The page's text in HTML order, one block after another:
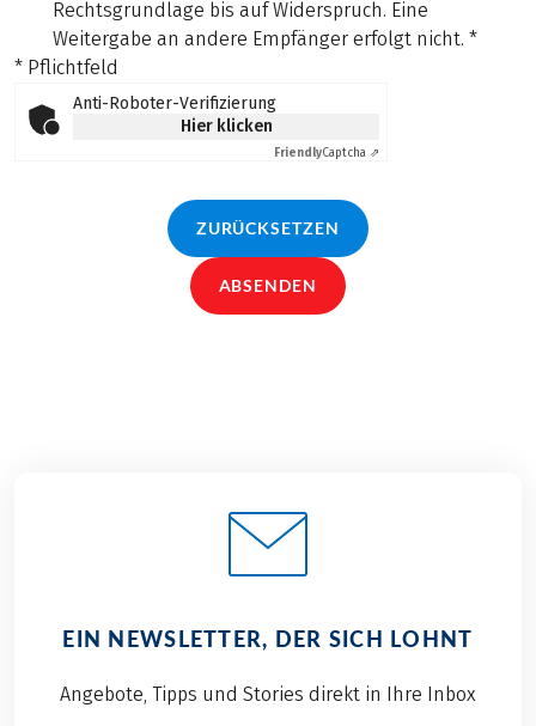
Rechtsgrundlage bis auf Widerspruch. Eine
Weitergabe an andere Empfänger erfolgt nicht. *
* Pflichtfeld
Anti-Roboter-Verifizierung
Hier klicken
FriendlyCaptcha ⇗
ZURÜCKSETZEN
ABSENDEN
EIN NEWSLETTER, DER SICH LOHNT
Angebote, Tipps und Stories direkt in Ihre Inbox